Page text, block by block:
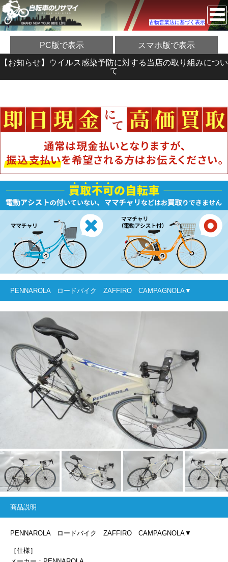
古物営業法に基づく表示
PC版で表示 スマホ版で表示
【お知らせ】ウイルス感染予防に対する当店の取り組みについ
て
PENNAROLA ロードバイク ZAFFIRO CAMPAGNOLA▼
商品説明
PENNAROLA ロードバイク ZAFFIRO CAMPAGNOLA▼
［仕様］